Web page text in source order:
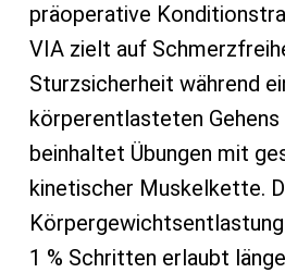
präoperative
VIA zielt auf
Sturzsicherheit während
körperentlasteten Gehens
beinhaltet Übungen mit
kinetischer Muskelkette.
1 % Schritten erlaubt